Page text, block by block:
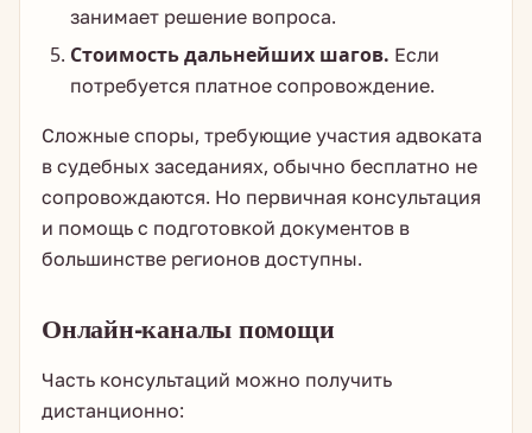
занимает решение вопроса.
Стоимость дальнейших шагов. Если
потребуется платное сопровождение.
Сложные споры, требующие участия адвоката
в судебных заседаниях, обычно бесплатно не
сопровождаются. Но первичная консультация
и помощь с подготовкой документов в
большинстве регионов доступны.
Онлайн-каналы помощи
Часть консультаций можно получить
дистанционно: